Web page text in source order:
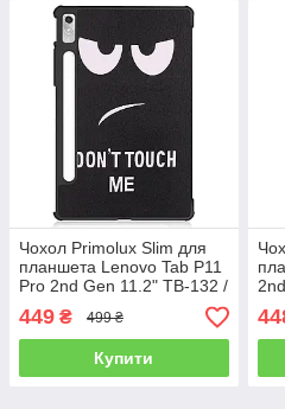
Чохол Primolux Slim для
планшета Lenovo Tab P11
Pro 2nd Gen 11.2" TB-132 /
TB-138 - Don`t Touch
449 ₴ 499 ₴
Купити